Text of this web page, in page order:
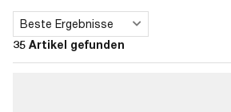
35 Artikel gefunden
Sortieren
Beste Ergebnisse